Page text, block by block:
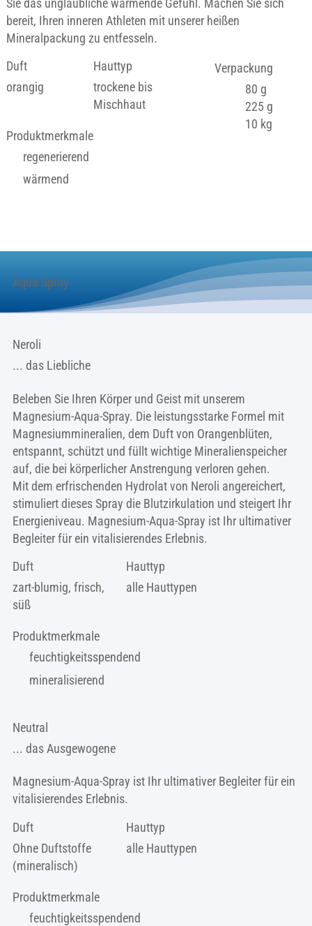
Sie das unglaubliche wärmende Gefühl. Machen Sie sich
bereit, Ihren inneren Athleten mit unserer heißen
Mineralpackung zu entfesseln.
Duft
orangig
Hauttyp
trockene bis
Mischhaut
Produktmerkmale
regenerierend
wärmend
Verpackung
80 g
225 g
10 kg
Aqua Spray
Neroli
... das Liebliche
Beleben Sie Ihren Körper und Geist mit unserem
Magnesium-Aqua-Spray. Die leistungsstarke Formel mit
Magnesiummineralien, dem Duft von Orangenblüten,
entspannt, schützt und füllt wichtige Mineralienspeicher
auf, die bei körperlicher Anstrengung verloren gehen.
Mit dem erfrischenden Hydrolat von Neroli angereichert,
stimuliert dieses Spray die Blutzirkulation und steigert Ihr
Energieniveau. Magnesium-Aqua-Spray ist Ihr ultimativer
Begleiter für ein vitalisierendes Erlebnis.
Duft
zart-blumig, frisch,
süß
Hauttyp
alle Hauttypen
Produktmerkmale
feuchtigkeitsspendend
mineralisierend
Neutral
... das Ausgewogene
Magnesium-Aqua-Spray ist Ihr ultimativer Begleiter für ein
vitalisierendes Erlebnis.
Duft
Ohne Duftstoffe
(mineralisch)
Hauttyp
alle Hauttypen
Produktmerkmale
feuchtigkeitsspendend